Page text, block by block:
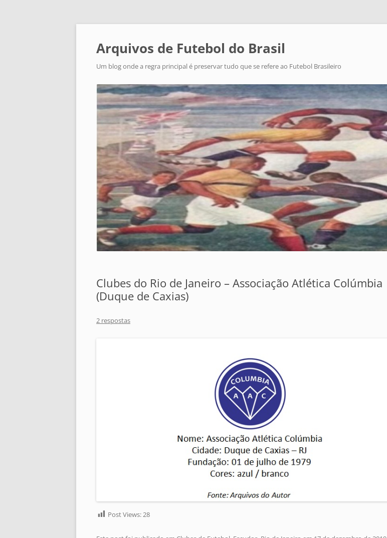
Arquivos de Futebol do Brasil
Um blog onde a regra principal é preservar tudo que se refere ao Futebol Brasileiro
Clubes do Rio de Janeiro – Associação Atlética Colúmbia
(Duque de Caxias)
2 respostas
Post Views:28